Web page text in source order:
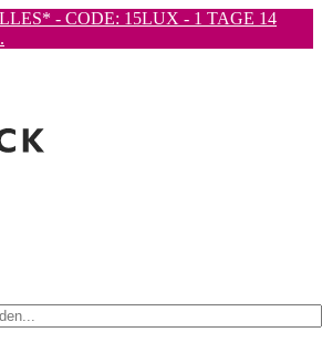
- CODE: 15LUX - 1 TAGE 14